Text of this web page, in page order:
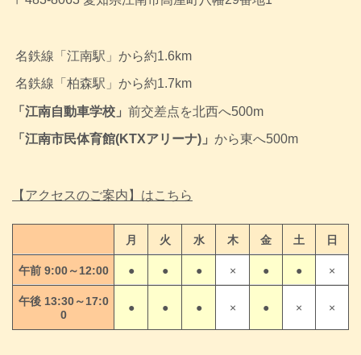
名鉄線「江南駅」から約1.6km
名鉄線 「柏森駅」から約1.7km
「江南自動車学校」 前交差点を北西へ500m
「江南市民体育館(KTXアリーナ)」 から東へ500m
【アクセスのご案内】はこちら
月 火 水 木 金 土 日
午前 9:00～12:00 ● ● ● × ● ● ×
午後 13:30～17:0
0
● ● ● × ● × ×